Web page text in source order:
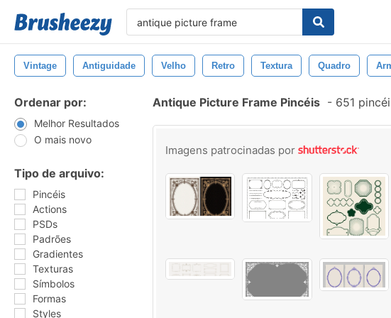
Vintage Antiguidade Velho Retro Textura Quadro
Ordenar por:
Melhor Resultados
O mais novo
Tipo de arquivo:
Pincéis
Actions
PSDs
Padrões
Gradientes
Texturas
Símbolos
Formas
Styles
Antique Picture Frame Pincéis - 651
Imagens patrocinadas por